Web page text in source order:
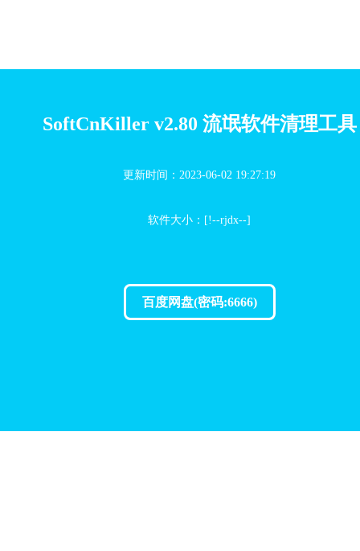
SoftCnKiller v2.80 流氓软件清理工具
更新时间：2023-06-02 19:27:19
软件大小：[!--rjdx--]
百度网盘(密码:6666)